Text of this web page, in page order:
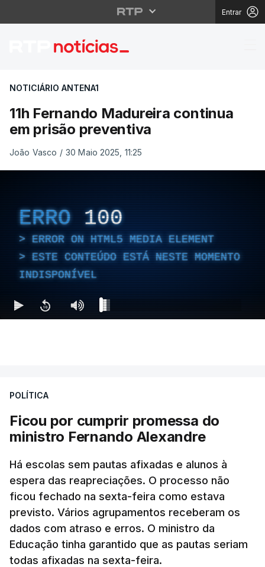
Entrar
11h Fernando
NOTICIÁRIO ANTENA1
11h Fernando Madureira continua
em prisão preventiva
João Vasco / 30 Maio 2025, 11:25
ERRO 100
ERROR ON HTML5 MEDIA ELEMENT
ESTE CONTEÚDO ESTÁ NESTE MOMENTO
INDISPONÍVEL
POLÍTICA
Ficou por cumprir promessa do
ministro Fernando Alexandre
Há escolas sem pautas afixadas e alunos à
espera das reapreciações. O processo não
ficou fechado na sexta-feira como estava
previsto. Vários agrupamentos receberam os
dados com atraso e erros. O ministro da
Educação tinha garantido que as pautas seriam
todas afixadas na sexta-feira.